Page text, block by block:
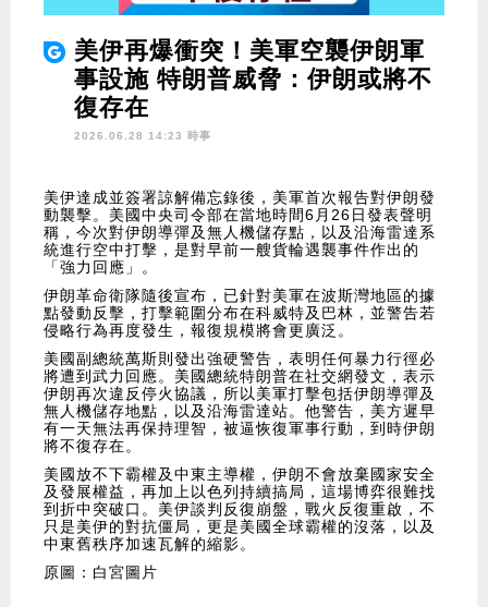
美伊再爆衝突！美軍空襲伊朗軍
事設施 特朗普威脅：伊朗或將不
復存在
2026.06.28 14:23 時事
美伊達成並簽署諒解備忘錄後，美軍首次報告對伊朗發
動襲擊。美國中央司令部在當地時間6月26日發表聲明
稱，今次對伊朗導彈及無人機儲存點，以及沿海雷達系
統進行空中打擊，是對早前一艘貨輪遇襲事件作出的
「強力回應」。
伊朗革命衛隊隨後宣布，已針對美軍在波斯灣地區的據
點發動反擊，打擊範圍分布在科威特及巴林，並警告若
侵略行為再度發生，報復規模將會更廣泛。
美國副總統萬斯則發出強硬警告，表明任何暴力行徑必
將遭到武力回應。美國總統特朗普在社交網發文，表示
伊朗再次違反停火協議，所以美軍打擊包括伊朗導彈及
無人機儲存地點，以及沿海雷達站。他警告，美方遲早
有一天無法再保持理智，被逼恢復軍事行動，到時伊朗
將不復存在。
美國放不下霸權及中東主導權，伊朗不會放棄國家安全
及發展權益，再加上以色列持續搞局，這場博弈很難找
到折中突破口。美伊談判反復崩盤，戰火反復重啟，不
只是美伊的對抗僵局，更是美國全球霸權的沒落，以及
中東舊秩序加速瓦解的縮影。
原圖：白宮圖片